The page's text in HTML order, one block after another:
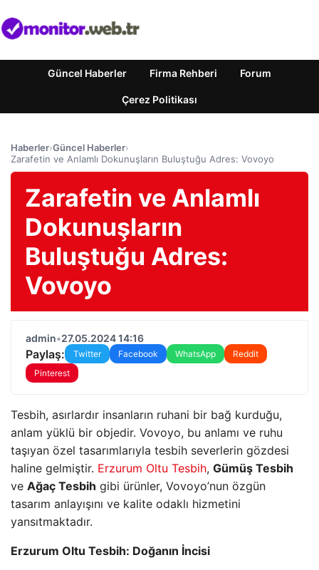
Güncel Haberler Firma Rehberi Forum
Çerez Politikası
Haberler›Güncel Haberler›
Zarafetin ve Anlamlı Dokunuşların Buluştuğu Adres: Vovoyo
Zarafetin ve Anlamlı
Dokunuşların
Buluştuğu Adres:
Vovoyo
admin•27.05.2024 14:16
Paylaş: Twitter Facebook WhatsApp
Reddit
Pinterest
Tesbih, asırlardır insanların ruhani bir bağ kurduğu,
anlam yüklü bir objedir. Vovoyo, bu anlamı ve ruhu
taşıyan özel tasarımlarıyla tesbih severlerin gözdesi
haline gelmiştir. Erzurum Oltu Tesbih, Gümüş Tesbih
ve Ağaç Tesbih gibi ürünler, Vovoyo’nun özgün
tasarım anlayışını ve kalite odaklı hizmetini
yansıtmaktadır.
Erzurum Oltu Tesbih: Doğanın İncisi